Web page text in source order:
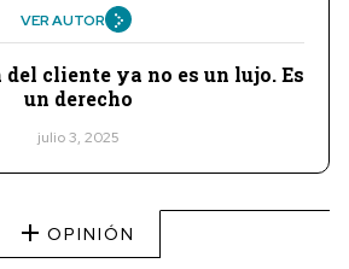
VER AUTOR
cliente ya no es un lujo. Es
un derecho
julio 3, 2025
OPINIÓN